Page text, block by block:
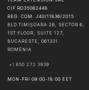
CIF RO35062448
REG. COM. J40/11836/2015
BLD TIMIȘOARA 26, SECTOR 6,
1ST FLOOR, SUITE 127,
BUCARESTE , 061331
ROMÉNIA
+1 650 272 3939
MON-FRI 09:00-18:00 EET